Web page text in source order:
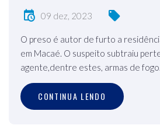
09 dez, 2023
O preso é autor de furto a
em Macaé. O suspeito subtraiu
agente,dentre estes, armas de fogo.
CONTINUA LENDO